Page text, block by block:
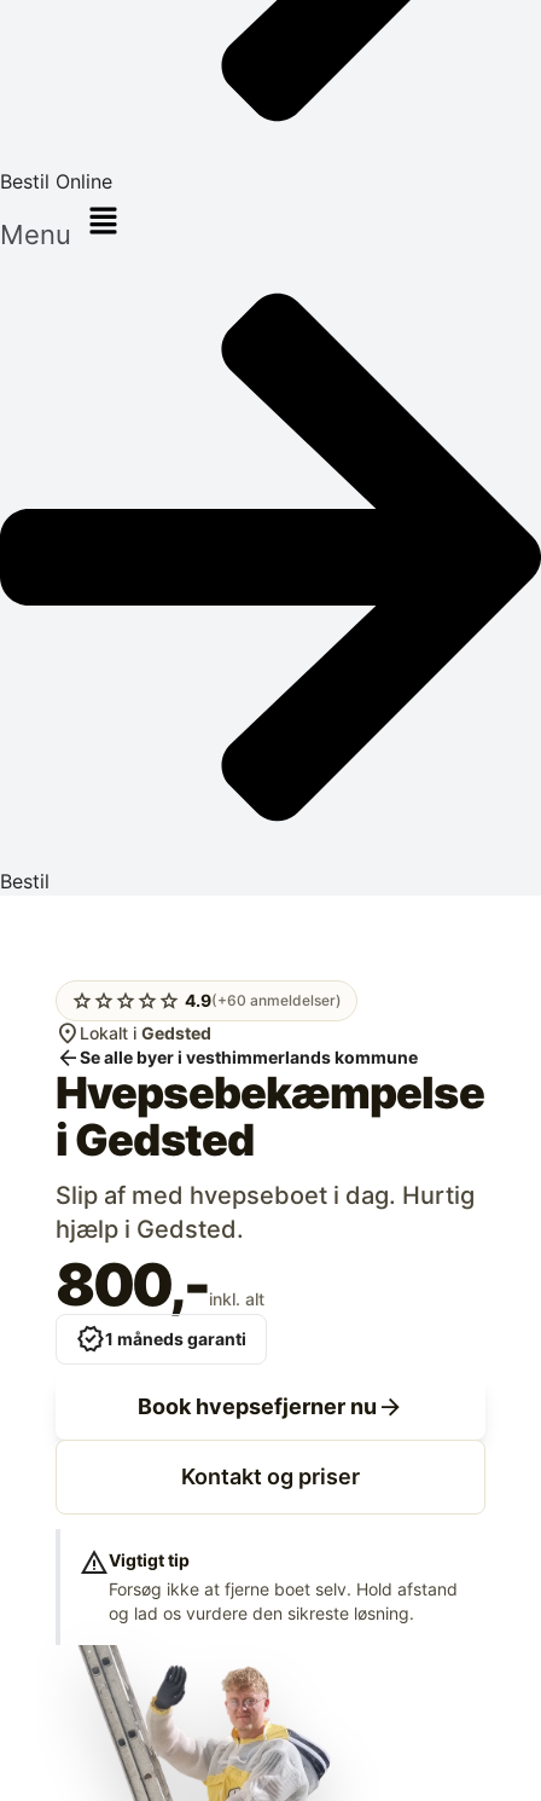
Bestil Online
Menu
Bestil
starstarstarstarstar 4.9(+60 anmeldelser)
location_on Lokalt i Gedsted
arrow_backSe alle byer i vesthimmerlands kommune
Hvepsebekæmpelse
iGedsted
Slip af med hvepseboet i dag. Hurtig
hjælp i Gedsted.
800,-inkl. alt
verified1 måneds garanti
Book hvepsefjerner nu arrow_forward
Kontakt og priser
warningVigtigt tip
Forsøg ikke at fjerne boet selv. Hold afstand
og lad os vurdere den sikreste løsning.